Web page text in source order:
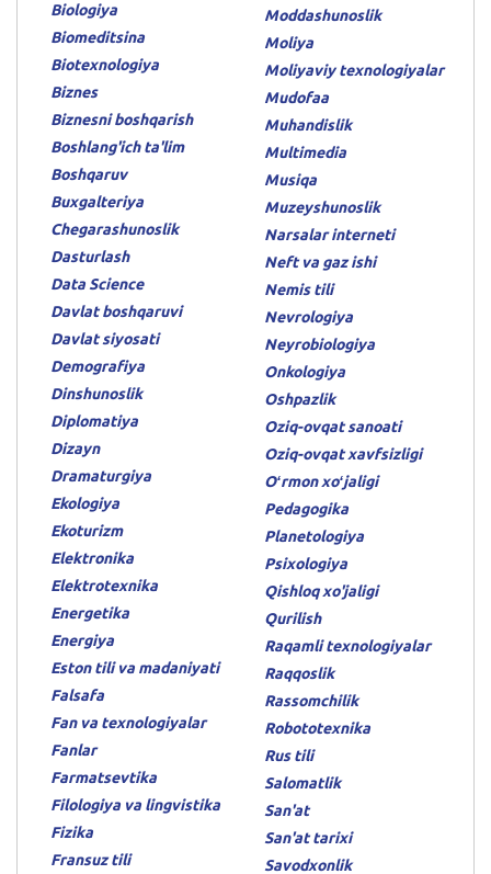
Biologiya
Biomeditsina
Biotexnologiya
Biznes
Biznesni boshqarish
Boshlang'ich ta'lim
Boshqaruv
Buxgalteriya
Chegarashunoslik
Dasturlash
Data Science
Davlat boshqaruvi
Davlat siyosati
Demografiya
Dinshunoslik
Diplomatiya
Dizayn
Dramaturgiya
Ekologiya
Ekoturizm
Elektronika
Elektrotexnika
Energetika
Energiya
Eston tili va madaniyati
Falsafa
Fan va texnologiyalar
Fanlar
Farmatsevtika
Filologiya va lingvistika
Fizika
Fransuz tili
Moddashunoslik
Moliya
Moliyaviy texnologiyalar
Mudofaa
Muhandislik
Multimedia
Musiqa
Muzeyshunoslik
Narsalar interneti
Neft va gaz ishi
Nemis tili
Nevrologiya
Neyrobiologiya
Onkologiya
Oshpazlik
Oziq-ovqat sanoati
Oziq-ovqat xavfsizligi
Oʻrmon xoʻjaligi
Pedagogika
Planetologiya
Psixologiya
Qishloq xo'jaligi
Qurilish
Raqamli texnologiyalar
Raqqoslik
Rassomchilik
Robototexnika
Rus tili
Salomatlik
San'at
San'at tarixi
Savodxonlik